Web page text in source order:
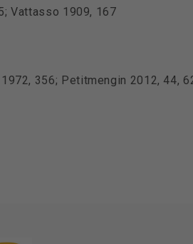
Vattasso 1909, 167
356; Petitmengin 2012, 44,